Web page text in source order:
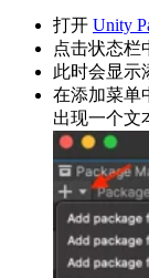
打开 Unity
点击状态栏
此时会显示
在添加菜单
出现一个文